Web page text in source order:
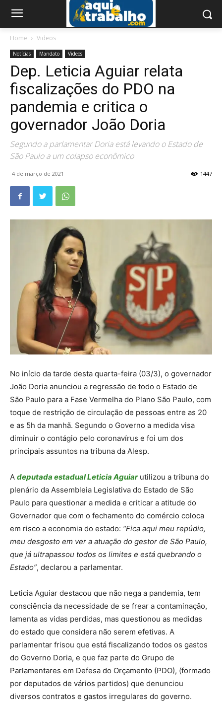
Home Videos
Notícias Mandato Videos
Dep. Leticia Aguiar relata
fiscalizações do PDO na
pandemia e critica o
governador João Doria
Segundo a parlamentar Doria está levando o Estado de
São Paulo a um colapso econômico
4 de março de 2021 1447
No início da tarde desta quarta-feira (03/3), o governador
João Doria anunciou a regressão de todo o Estado de
São Paulo para a Fase Vermelha do Plano São Paulo, com
toque de restrição de circulação de pessoas entre as 20
e as 5h da manhã. Segundo o Governo a medida visa
diminuir o contágio pelo coronavírus e foi um dos
principais assuntos na tribuna da Alesp.
A deputada estadual Leticia Aguiarutilizou a tribuna do
plenário da Assembleia Legislativa do Estado de São
Paulo para questionar a medida e criticar a atitude do
Governador que com o fechamento do comércio coloca
em risco a economia do estado: “Fica aqui meu repúdio,
meu desgosto em ver a atuação do gestor de São Paulo,
que já ultrapassou todos os limites e está quebrando o
Estado”, declarou a parlamentar.
Leticia Aguiar destacou que não nega a pandemia, tem
consciência da necessidade de se frear a contaminação,
lamenta as vidas perdidas, mas questionou as medidas
do estado que considera não serem efetivas. A
parlamentar frisou que está fiscalizando todos os gastos
do Governo Doria, e que faz parte do Grupo de
Parlamentares em Defesa do Orçamento (PDO), (formado
por deputados de vários partidos) que denunciou
diversos contratos e gastos irregulares do governo.